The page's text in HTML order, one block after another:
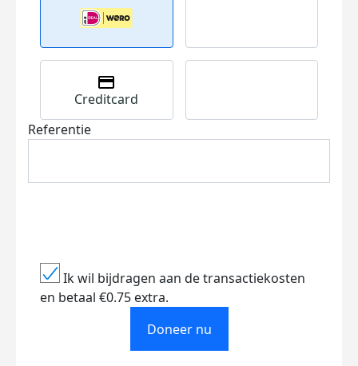
Creditcard
Referentie
Ik wil bijdragen aan de transactiekosten
en betaal €0.75 extra.
Doneer nu